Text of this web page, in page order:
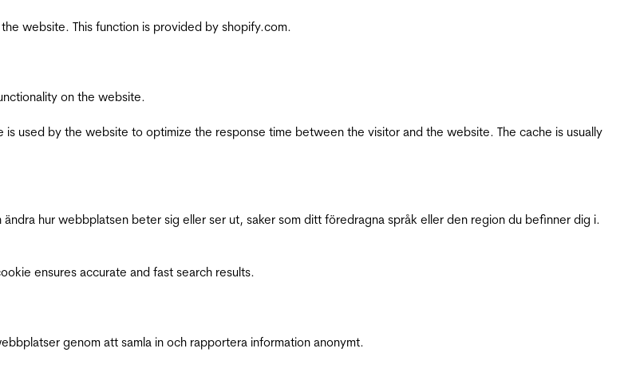
website. This function is provided by shopify.com.
on the website.
used by the website to optimize the response time between the visitor and the website. The cache is usually
hur webbplatsen beter sig eller ser ut, saker som ditt föredragna språk eller den region du befinner dig i.
ensures accurate and fast search results.
genom att samla in och rapportera information anonymt.